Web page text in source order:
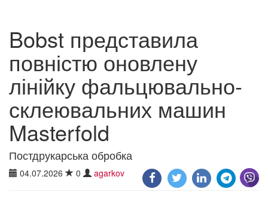
Bobst представила
повністю оновлену
лінійку фальцювально-
склеювальних машин
Masterfold
Постдрукарська обробка
04.07.2026 0 agarkov